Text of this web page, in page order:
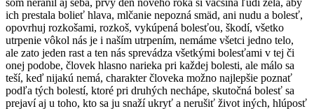
ich prestala bolieť hlava, mlčanie nepozná smäd, ani nudu a bolesť,
opovrhuj rozkošami, rozkoš, vykúpená bolesťou, škodí, všetko
utrpenie vôkol nás je i naším utrpením, nemáme všetci jedno telo,
ale zato jeden rast a ten nás sprevádza všetkými bolesťami v tej či
onej podobe, človek hlasno narieka pri každej bolesti, ale málo sa
teší, keď nijakú nemá, charakter človeka možno najlepšie poznať
podľa tých bolestí, ktoré pri druhých nechápe, skutočná bolesť sa
prejaví aj u toho, kto sa ju snaží ukryť a nerušiť život iných, hlúposť